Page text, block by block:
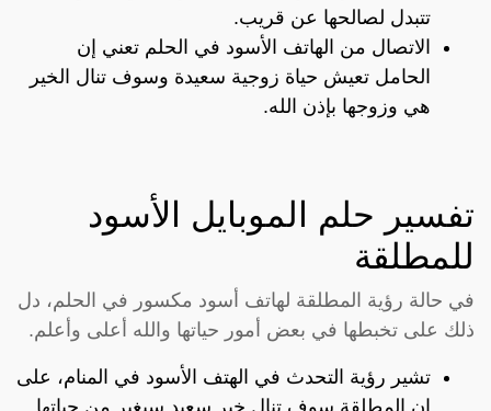
تتبدل لصالحها عن قريب.
الاتصال من الهاتف الأسود في الحلم تعني إن
الحامل تعيش حياة زوجية سعيدة وسوف تنال الخير
هي وزوجها بإذن الله.
تفسير حلم الموبايل الأسود
للمطلقة
في حالة رؤية المطلقة لهاتف أسود مكسور في الحلم، دل
ذلك على تخبطها في بعض أمور حياتها والله أعلى وأعلم.
تشير رؤية التحدث في الهتف الأسود في المنام، على
إن المطلقة سوف تنال خبر سعيد سيغير من حياتها